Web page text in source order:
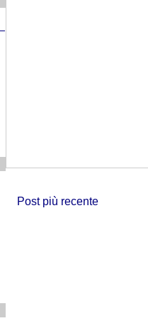
Post più recente